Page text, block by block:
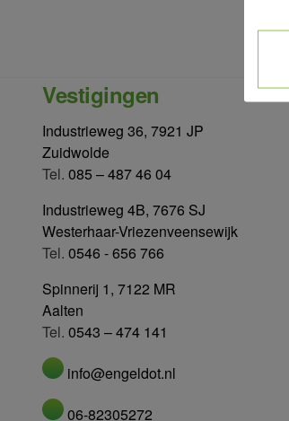
Vestigingen
Industrieweg 36, 7921 JP
Zuidwolde
Tel. 085 – 487 46 04
Industrieweg 4B, 7676 SJ
Westerhaar-Vriezenveensewijk
Tel. 0546 - 656 766
Spinnerij 1, 7122 MR
Aalten
Tel. 0543 – 474 141
info@engeldot.nl
06-82305272